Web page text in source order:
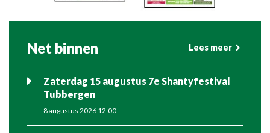
Net binnen Lees meer
Zaterdag 15 augustus 7e Shantyfestival
Tubbergen
8 augustus 2026 12:00